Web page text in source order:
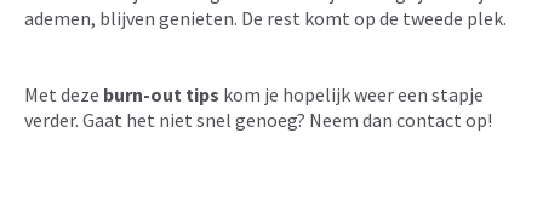
ademen, blijven genieten. De rest komt op de tweede plek.
Met deze burn-out tips kom je hopelijk weer een stapje
verder. Gaat het niet snel genoeg? Neem dan contact op!